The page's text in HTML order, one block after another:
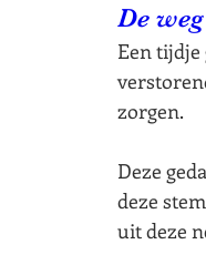
De
Een tijdje
zorgen.
Deze
deze
uit deze